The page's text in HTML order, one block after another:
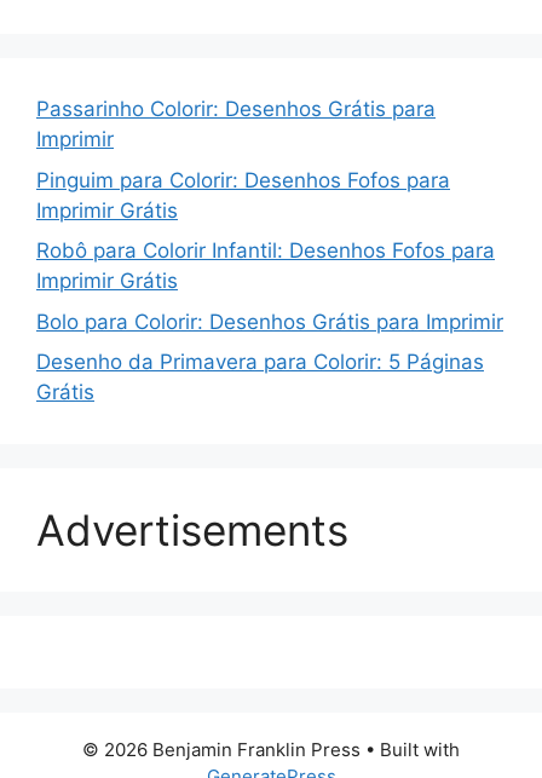
Passarinho Colorir: Desenhos Grátis para
Imprimir
Pinguim para Colorir: Desenhos Fofos para
Imprimir Grátis
Robô para Colorir Infantil: Desenhos Fofos para
Imprimir Grátis
Bolo para Colorir: Desenhos Grátis para Imprimir
Desenho da Primavera para Colorir: 5 Páginas
Grátis
Advertisements
© 2026 Benjamin Franklin Press • Built with